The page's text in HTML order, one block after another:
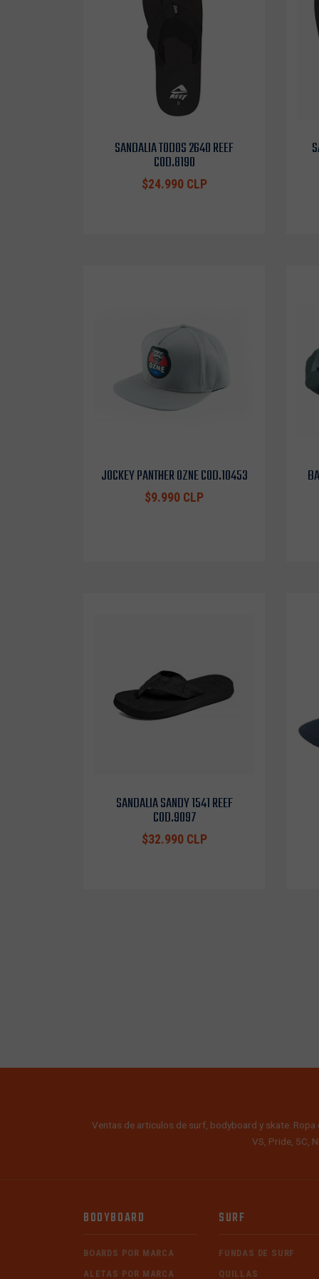
SANDALIA TODOS 2640 REEF
COD.8190
$24.990 CLP
JOCKEY PANTHER OZNE COD.10453
$9.990 CLP
SANDALIA SANDY 1541 REEF
COD.9097
$32.990 CLP
Ventas de articulos de surf, bodyboard y skate. Ropa
VS, Pride, 5C,
BODYBOARD
BOARDS POR MARCA
ALETAS POR MARCA
SURF
FUNDAS DE SURF
QUILLAS